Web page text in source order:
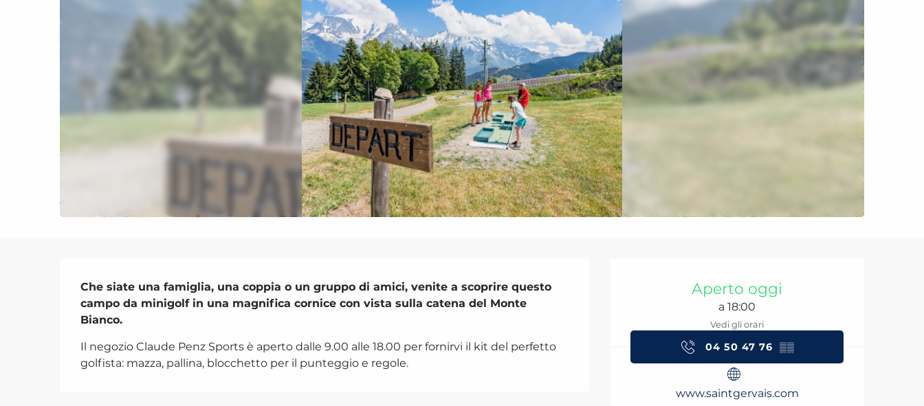
Orari e contatti
Aperto oggi
a 18:00
Vedi gli orari
04 50 47 76 ▒▒
www.saintgervais.com
Descrizione
Che siate una famiglia, una coppia o un gruppo di amici, venite a scoprire questo
campo da minigolf in una magnifica cornice con vista sulla catena del Monte
Bianco.
Il negozio Claude Penz Sports è aperto dalle 9.00 alle 18.00 per fornirvi il kit del perfetto
golfista: mazza, pallina, blocchetto per il punteggio e regole.